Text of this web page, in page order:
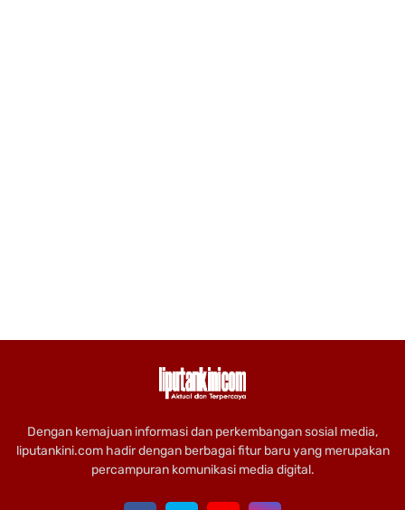
Dengan kemajuan informasi dan perkembangan sosial media,
liputankini.com hadir dengan berbagai fitur baru yang merupakan
percampuran komunikasi media digital.